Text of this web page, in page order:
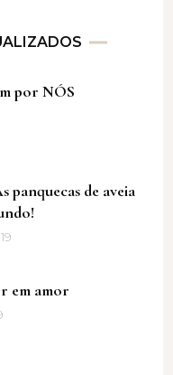
por NÓS
panquecas de aveia
em amor